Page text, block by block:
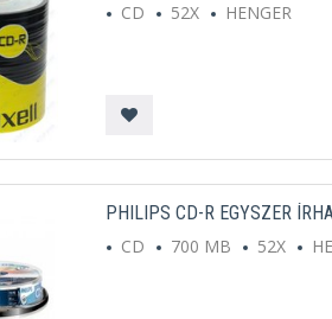
CD
52X HENGER
PHILIPS CD-R EGYSZER
CD
700 MB 52X